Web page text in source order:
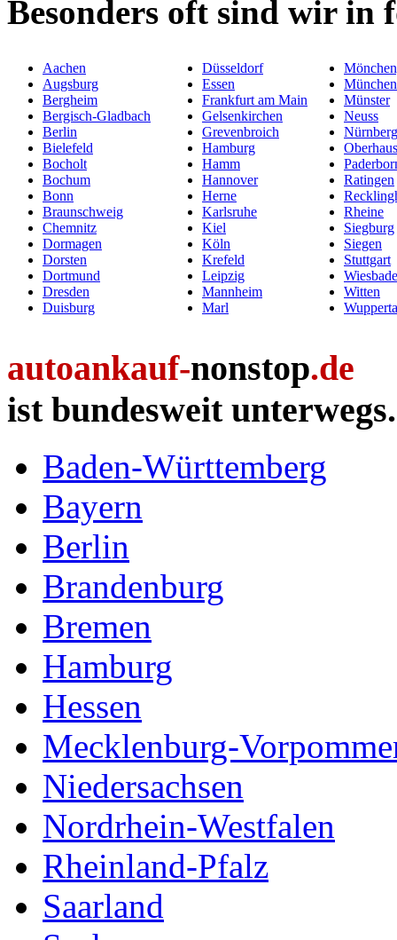
Besonders oft sind wir in
Aachen
Augsburg
Bergheim
Bergisch-Gladbach
Berlin
Bielefeld
Bocholt
Bochum
Bonn
Braunschweig
Chemnitz
Dormagen
Dorsten
Dortmund
Dresden
Duisburg
Düsseldorf
Essen
Frankfurt am Main
Gelsenkirchen
Grevenbroich
Hamburg
Hamm
Hannover
Herne
Karlsruhe
Kiel
Köln
Krefeld
Leipzig
Mannheim
Marl
München
Münster
Neuss
Nürnberg
Ratingen
Rheine
Siegburg
Siegen
Stuttgart
Witten
autoankauf-nonstop.de
ist bundesweit unterwegs.
Baden-Württemberg
Bayern
Berlin
Brandenburg
Bremen
Hamburg
Hessen
Mecklenburg-
Niedersachsen
Nordrhein-Westfalen
Rheinland-Pfalz
Saarland